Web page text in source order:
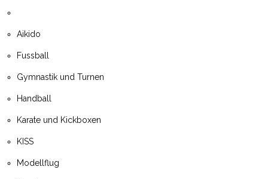
Aikido
Fussball
Gymnastik und Turnen
Handball
Karate und Kickboxen
KISS
Modellflug